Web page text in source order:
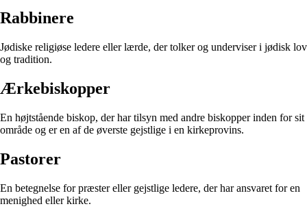
Rabbinere
Jødiske religiøse ledere eller lærde, der tolker og underviser i jødisk lov
og tradition.
Ærkebiskopper
En højtstående biskop, der har tilsyn med andre biskopper inden for sit
område og er en af de øverste gejstlige i en kirkeprovins.
Pastorer
En betegnelse for præster eller gejstlige ledere, der har ansvaret for en
menighed eller kirke.